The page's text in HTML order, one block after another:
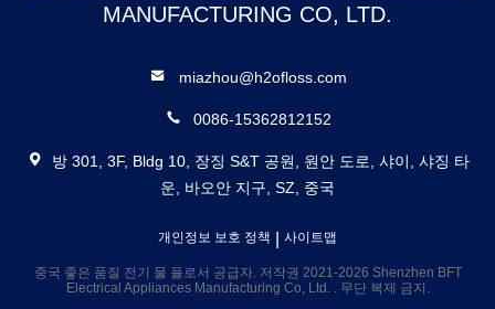
MANUFACTURING CO, LTD.
miazhou@h2ofloss.com
0086-15362812152
방 301, 3F, Bldg 10, 장징 S&T 공원, 원안 도로, 샤이, 샤징 타
운, 바오안 지구, SZ, 중국
개인정보 보호 정책 | 사이트맵
중국 좋은 품질 전기 물 플로서 공급자. 저작권 2021-2026 Shenzhen BFT
Electrical Appliances Manufacturing Co, Ltd. . 무단 복제 금지.